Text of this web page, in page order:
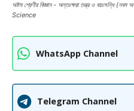
অষ্টম শ্রেণীর বিজ্ঞান - অন্তঃক্ষরা তন্ত্র ও
Science
WhatsApp Channel
Telegram Channel